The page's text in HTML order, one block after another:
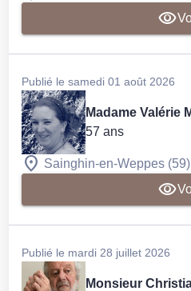
Publié le samedi 01 août 2026
Madame Valérie
57 ans
Sainghin-en-Weppes (59)
Publié le mardi 28 juillet 2026
Monsieur